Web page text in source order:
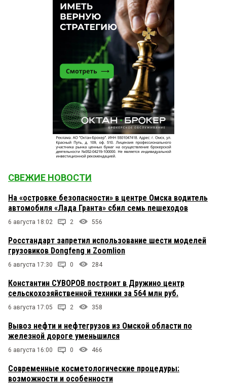
СВЕЖИЕ НОВОСТИ
На «островке безопасности» в центре Омска водитель
автомобиля «Лада Гранта» сбил семь пешеходов
6 августа 18:02 2 556
Росстандарт запретил использование шести моделей
грузовиков Dongfeng и Zoomlion
6 августа 17:30 0 284
Константин СУВОРОВ построит в Дружино центр
сельскохозяйственной техники за 564 млн руб.
6 августа 17:05 2 358
Вывоз нефти и нефтегрузов из Омской области по
железной дороге уменьшился
6 августа 16:00 0 466
Современные косметологические процедуры:
возможности и особенности